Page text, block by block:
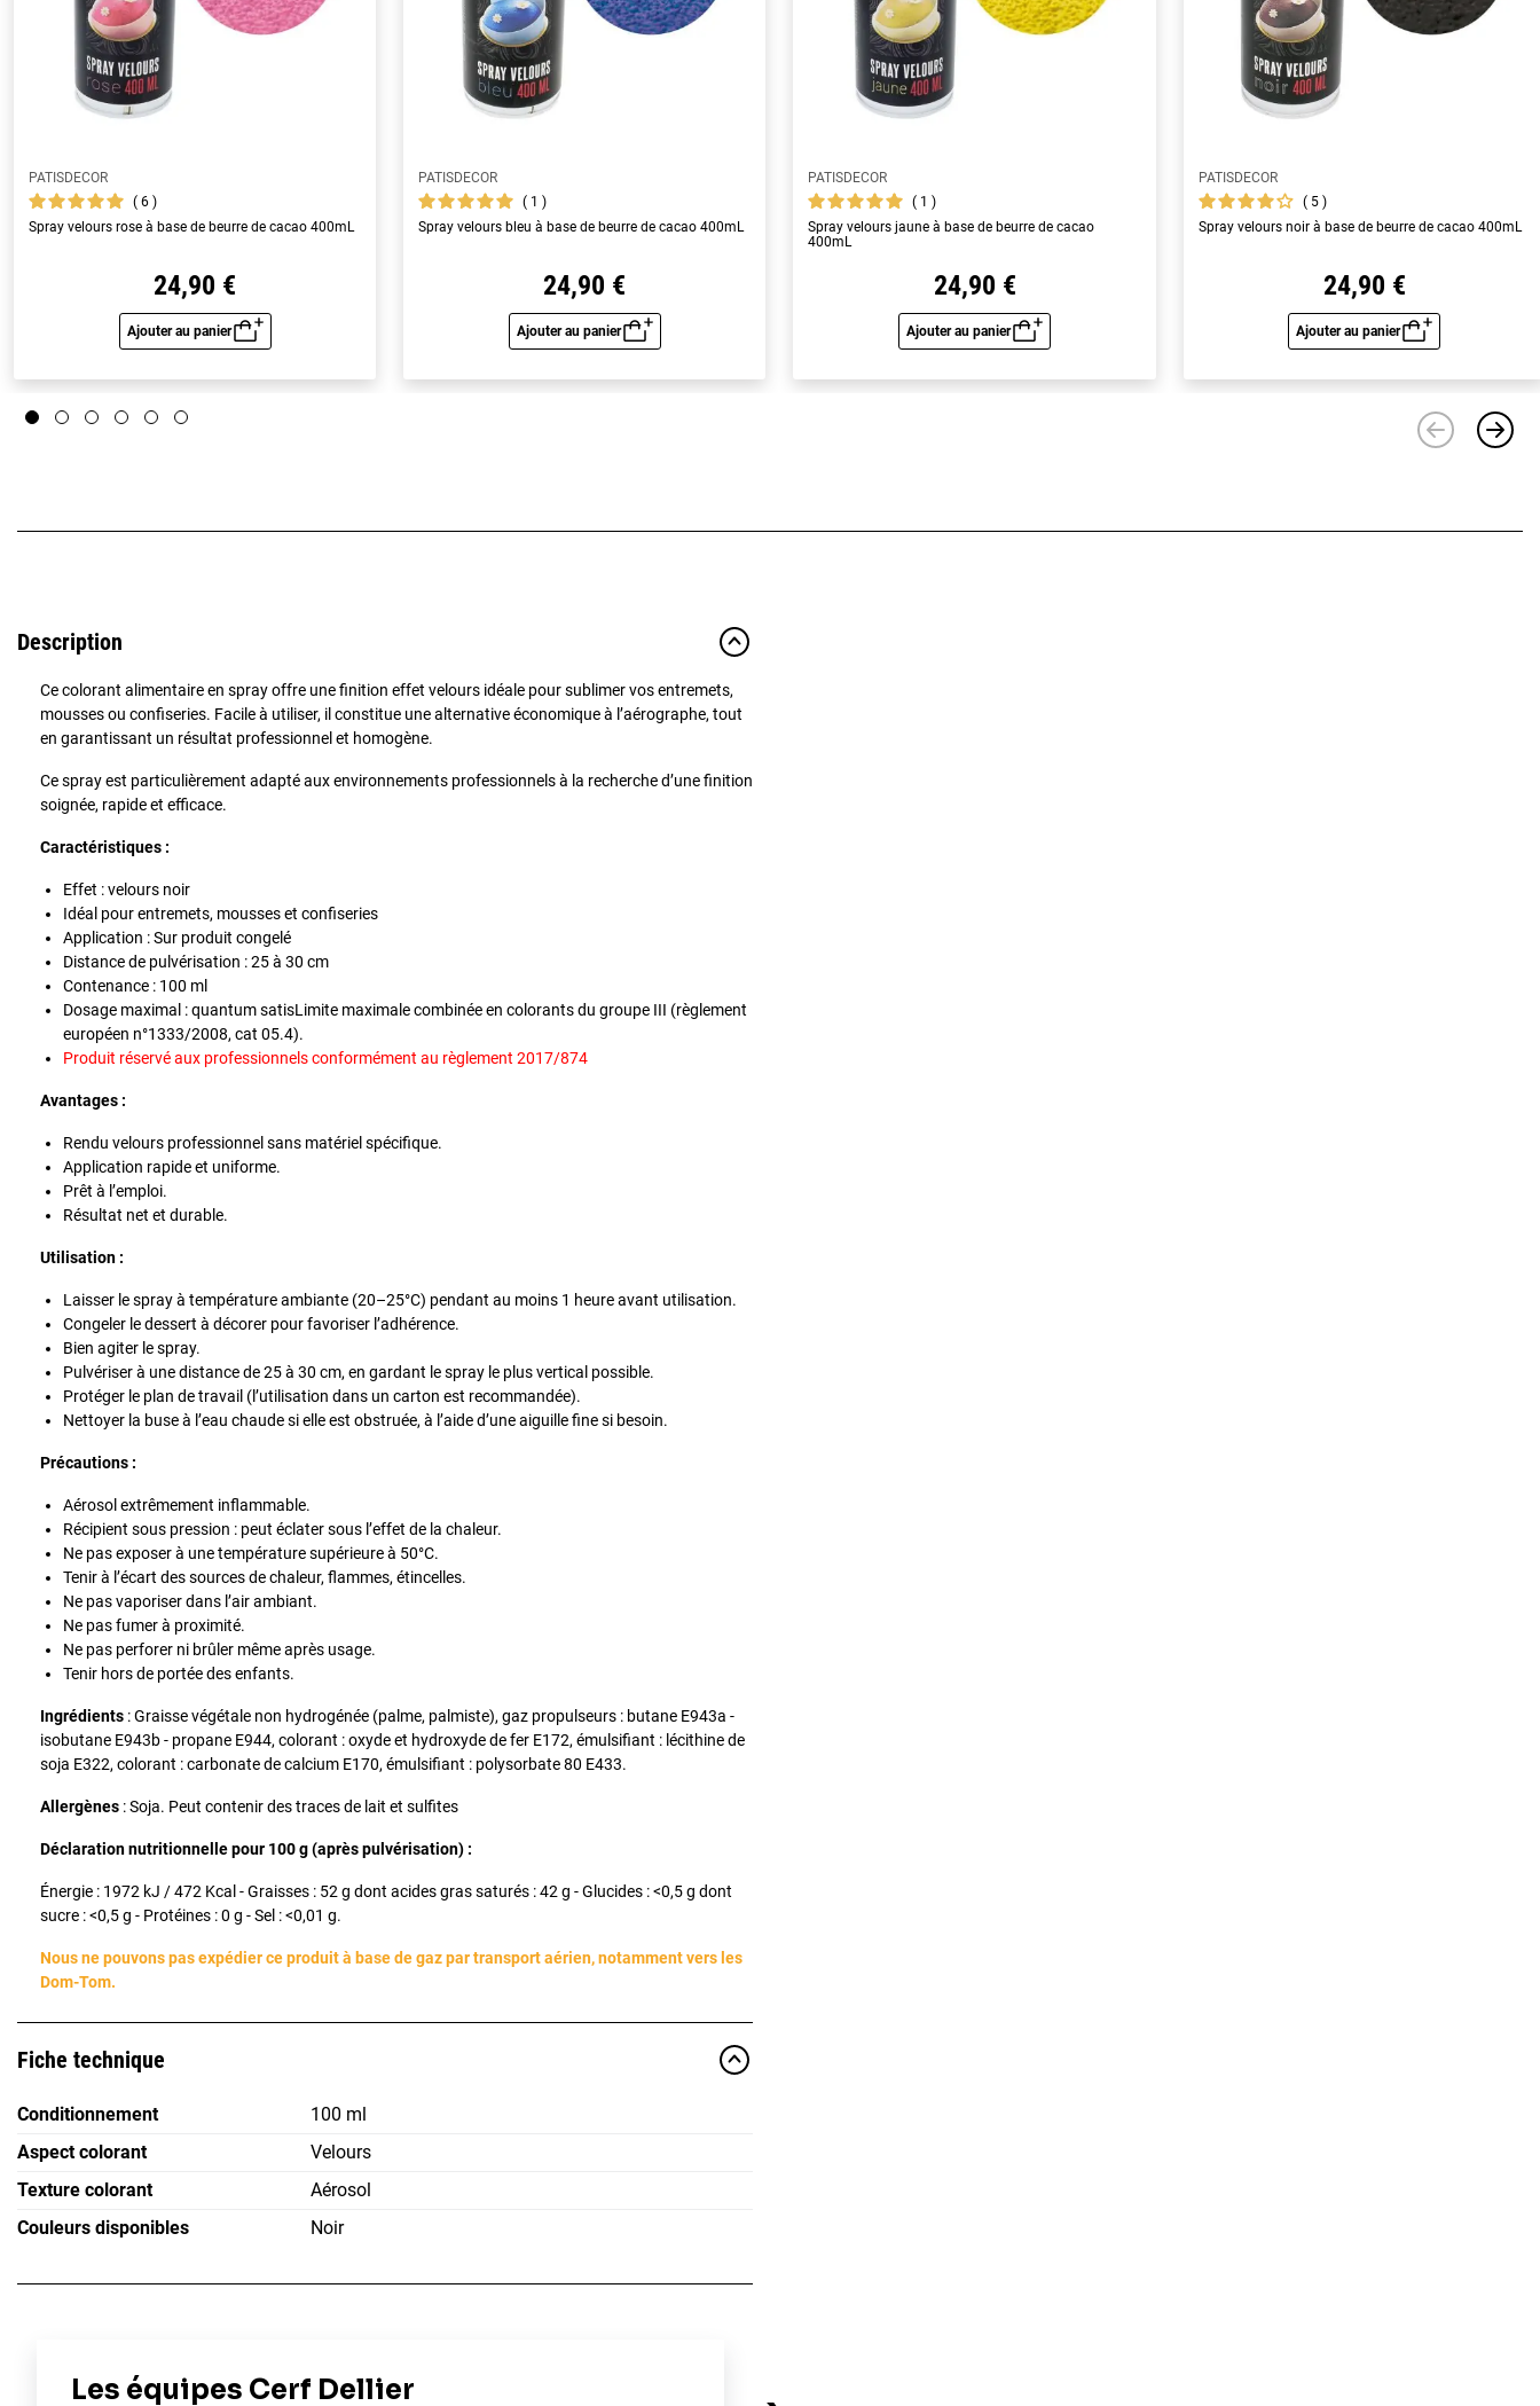
PATISDECOR
6
Spray velours rose à base de beurre de cacao 400mL
24,90 €
Ajouter au panier
Aperçu rapide
PATISDECOR
1
Spray velours bleu à base de beurre de cacao 400mL
24,90 €
Ajouter au panier
Aperçu rapide
PATISDECOR
1
Spray velours jaune à base de beurre de cacao
400mL
24,90 €
Ajouter au panier
Aperçu rapide
PATISDECOR
5
Spray velours noir à base de beurre de cacao 400mL
24,90 €
Ajouter au panier
Aperçu rapide
Description
Ce colorant alimentaire en spray offre une finition effet velours idéale pour sublimer vos entremets,
mousses ou confiseries. Facile à utiliser, il constitue une alternative économique à l’aérographe, tout
en garantissant un résultat professionnel et homogène.
Ce spray est particulièrement adapté aux environnements professionnels à la recherche d’une finition
soignée, rapide et efficace.
Caractéristiques :
Effet : velours noir
Idéal pour entremets, mousses et confiseries
Application : Sur produit congelé
Distance de pulvérisation : 25 à 30 cm
Contenance : 100 ml
Dosage maximal : quantum satisLimite maximale combinée en colorants du groupe III (règlement
européen n°1333/2008, cat 05.4).
Produit réservé aux professionnels conformément au règlement 2017/874
Avantages :
Rendu velours professionnel sans matériel spécifique.
Application rapide et uniforme.
Prêt à l’emploi.
Résultat net et durable.
Utilisation :
Laisser le spray à température ambiante (20–25°C) pendant au moins 1 heure avant utilisation.
Congeler le dessert à décorer pour favoriser l’adhérence.
Bien agiter le spray.
Pulvériser à une distance de 25 à 30 cm, en gardant le spray le plus vertical possible.
Protéger le plan de travail (l’utilisation dans un carton est recommandée).
Nettoyer la buse à l’eau chaude si elle est obstruée, à l’aide d’une aiguille fine si besoin.
Précautions :
Aérosol extrêmement inflammable.
Récipient sous pression : peut éclater sous l’effet de la chaleur.
Ne pas exposer à une température supérieure à 50°C.
Tenir à l’écart des sources de chaleur, flammes, étincelles.
Ne pas vaporiser dans l’air ambiant.
Ne pas fumer à proximité.
Ne pas perforer ni brûler même après usage.
Tenir hors de portée des enfants.
Ingrédients : Graisse végétale non hydrogénée (palme, palmiste), gaz propulseurs : butane E943a -
isobutane E943b - propane E944, colorant : oxyde et hydroxyde de fer E172, émulsifiant : lécithine de
soja E322, colorant : carbonate de calcium E170, émulsifiant : polysorbate 80 E433.
Allergènes : Soja. Peut contenir des traces de lait et sulfites
​Déclaration nutritionnelle pour 100 g (après pulvérisation) :
Énergie : 1972 kJ / 472 Kcal - Graisses : 52 g dont acides gras saturés : 42 g - Glucides : <0,5 g dont
sucre : <0,5 g - Protéines : 0 g - Sel : <0,01 g.
Nous ne pouvons pas expédier ce produit à base de gaz par transport aérien, notamment vers les
Dom-Tom.
Fiche technique
Conditionnement
100 ml
Aspect colorant
Velours
Texture colorant
Aérosol
Couleurs disponibles
Noir